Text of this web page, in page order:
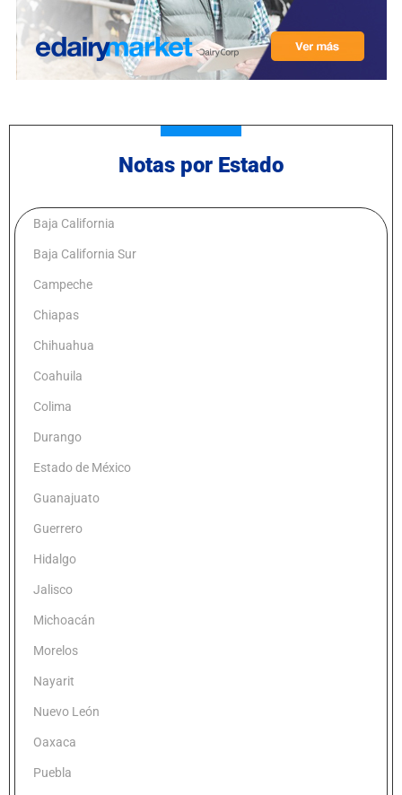
Notas por Estado
Baja California
Baja California Sur
Campeche
Chiapas
Chihuahua
Coahuila
Colima
Durango
Estado de México
Guanajuato
Guerrero
Hidalgo
Jalisco
Michoacán
Morelos
Nayarit
Nuevo León
Oaxaca
Puebla